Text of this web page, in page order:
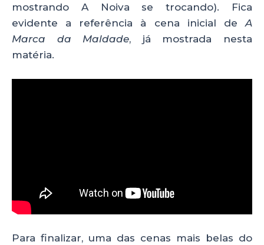
mostrando A Noiva se trocando). Fica
evidente a referência à cena inicial deA
Marca da Maldade, já mostrada nesta
matéria.
Para finalizar, uma das cenas mais belas do